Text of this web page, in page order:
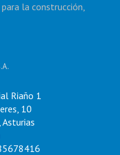
para la construcción,
Riaño 1
10